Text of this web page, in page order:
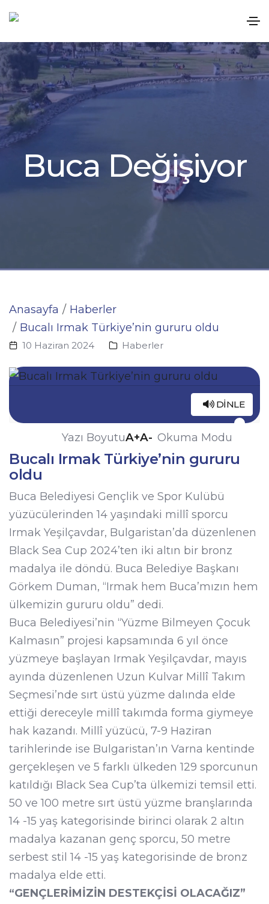
Buca Değişiyor
Anasayfa
Haberler
Bucalı Irmak Türkiye’nin gururu oldu
10 Haziran 2024 Haberler
DINLE
Yazı BoyutuA+A- Okuma Modu
Bucalı Irmak Türkiye’nin gururu
oldu
Buca Belediyesi Gençlik ve Spor Kulübü
yüzücülerinden 14 yaşındaki millî sporcu
Irmak Yeşilçavdar, Bulgaristan’da düzenlenen
Black Sea Cup 2024’ten iki altın bir bronz
madalya ile döndü. Buca Belediye Başkanı
Görkem Duman, “Irmak hem Buca’mızın hem
ülkemizin gururu oldu” dedi.
Buca Belediyesi’nin “Yüzme Bilmeyen Çocuk
Kalmasın” projesi kapsamında 6 yıl önce
yüzmeye başlayan Irmak Yeşilçavdar, mayıs
ayında düzenlenen Uzun Kulvar Millî Takım
Seçmesi’nde sırt üstü yüzme dalında elde
ettiği dereceyle millî takımda forma giymeye
hak kazandı. Millî yüzücü, 7-9 Haziran
tarihlerinde ise Bulgaristan’ın Varna kentinde
gerçekleşen ve 5 farklı ülkeden 129 sporcunun
katıldığı Black Sea Cup’ta ülkemizi temsil etti.
50 ve 100 metre sırt üstü yüzme branşlarında
14 -15 yaş kategorisinde birinci olarak 2 altın
madalya kazanan genç sporcu, 50 metre
serbest stil 14 -15 yaş kategorisinde de bronz
madalya elde etti.
“GENÇLERİMİZİN DESTEKÇİSİ OLACAĞIZ”